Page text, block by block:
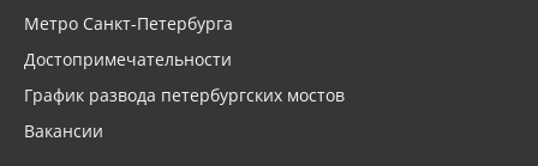
Метро Санкт-Петербурга
Достопримечательности
График развода петербургских мостов
Вакансии